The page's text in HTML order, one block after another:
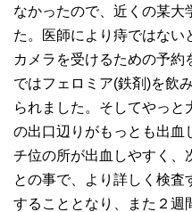
なかったので、近くの某大
た。医師により痔ではない
カメラを受けるための予約
ではフェロミア(鉄剤)を飲
られました。そしてやっと
の出口辺りがもっとも出血
チ位の所が出血しやすく、
との事で、より詳しく検査
することとなり、また２週